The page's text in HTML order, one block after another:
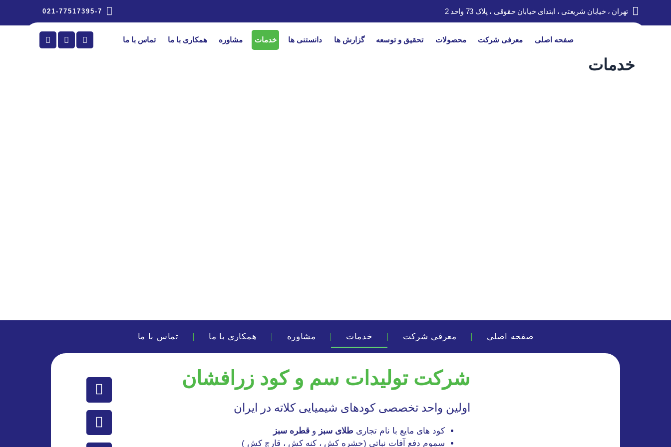
تهران ، خیابان شریعتی ، ابتدای خیابان حقوقی ، پلاک 73 واحد 2 021-77517395-7
صفحه اصلی معرفی شرکت محصولات تحقیق و توسعه گزارش ها دانستنی ها خدمات مشاوره همکاری با ما تماس با ما
خدمات
صفحه اصلی معرفی شرکت خدمات مشاوره همکاری با ما تماس با ما
شرکت تولیدات سم و کود زرافشان
اولین واحد تخصصی کودهای شیمیایی کلاته در ایران
کود های مایع با نام تجاری طلای سبز و قطره سبز
سموم دفع آفات نباتی (حشره کش ، کنه کش ، قارچ کش )